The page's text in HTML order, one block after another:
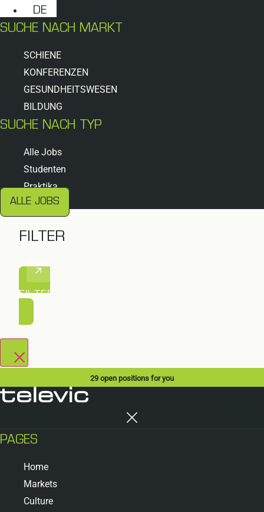
DE
SUCHE NACH MARKT
SCHIENE
KONFERENZEN
GESUNDHEITSWESEN
BILDUNG
SUCHE NACH TYP
Alle Jobs
Studenten
Praktika
ALLE JOBS
FILTER
FILTER ANWENDEN
29 open positions for you
PAGES
Home
Markets
Culture